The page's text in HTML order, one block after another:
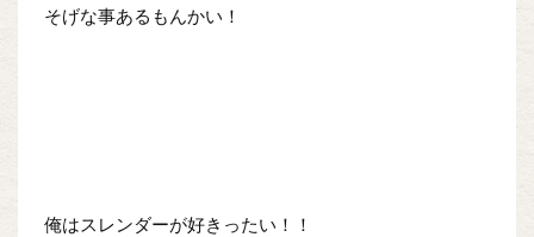
そげな事あるもんかい！
俺はスレンダーが好きったい！！